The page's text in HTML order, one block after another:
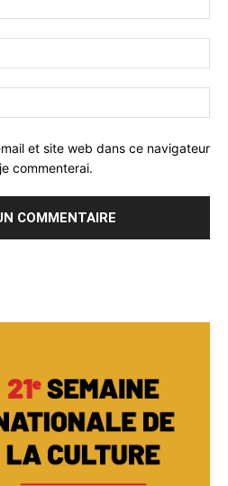
:*
:*
:
et site web dans ce navigateur
commenterai.